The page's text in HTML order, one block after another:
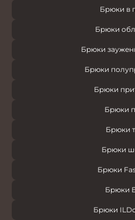
Брюки в
Брюки
Брюки
Брюки
Брюки
Брюки
Брюки
Брюки
Брюки
Брюки
Брюки